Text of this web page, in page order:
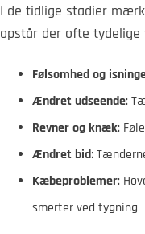
I de tidlige stadier
opstår der ofte tydelige
Følsomhed og
Ændret udseende:
Revner og knæk:
Ændret bid:
Kæbeproblemer:
smerter ved tygning